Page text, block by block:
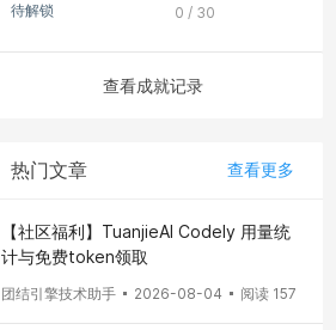
待解锁 0 / 30
查看成就记录
热门文章 查看更多
【社区福利】TuanjieAI Codely 用量统
计与免费token领取
团结引擎技术助手 2026-08-04 阅读 157